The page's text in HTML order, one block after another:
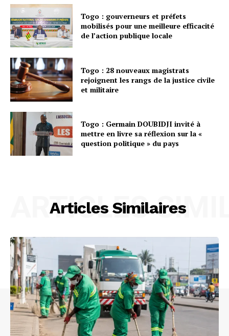
Togo : gouverneurs et préfets
mobilisés pour une meilleure efficacité
de l’action publique locale
Togo : 28 nouveaux magistrats
rejoignent les rangs de la justice civile
et militaire
Togo : Germain DOUBIDJI invité à
mettre en livre sa réflexion sur la «
question politique » du pays
Articles Similaires
ARTICLES